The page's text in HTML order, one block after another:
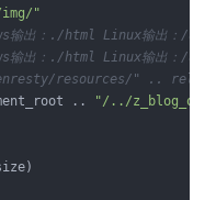
"
输出：./html Linux输出：/
输出：./html Linux输出：/
resources/" ..
.. "/../